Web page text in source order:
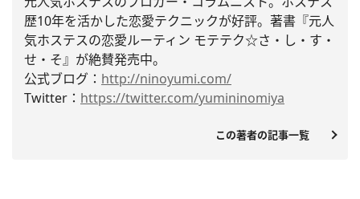
歴10年を活かした恋愛テクニックが好評。著書『元人
気ホステスの恋愛ルーティン モテテク☆さ・し・す・
せ・そ』が絶賛発売中。
公式ブログ： http://ninoyumi.com/
Twitter： https://twitter.com/yumininomiya
この著者の記事一覧